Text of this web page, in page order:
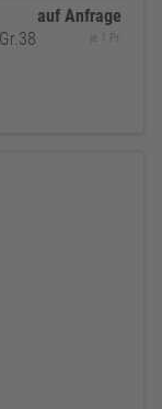
auf Anfrage
je 1 Pr.